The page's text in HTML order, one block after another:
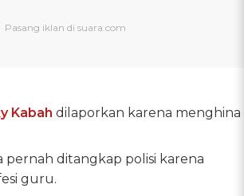
Kabah dilaporkan karena menghina
pernah ditangkap polisi karena
guru.